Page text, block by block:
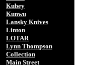
Kubey
Kunwu
Lansky Knives
Linton
LOTAR
Lynn Thompson
Collection
Main Street